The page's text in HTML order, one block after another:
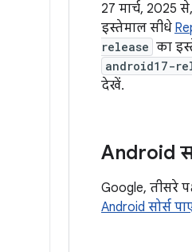
27 मार्च, 2025
इस्तेमाल सीधे
release का
android17-
देखें.
Android
Google, तीसरे
Android सोर्स